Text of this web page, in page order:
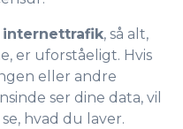
internettrafik, så alt,
er uforståeligt. Hvis
eller andre
ser dine data, vil
hvad du laver.